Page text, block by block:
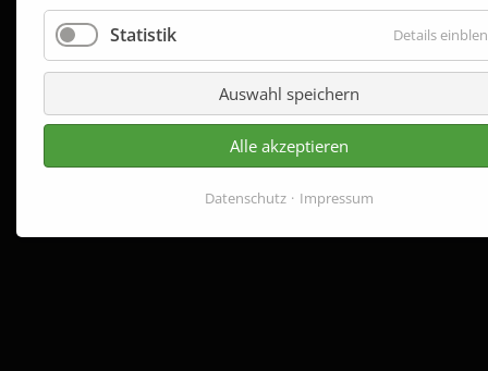
Statistik Details
Auswahl speichern
Alle akzeptieren
Datenschutz Impressum